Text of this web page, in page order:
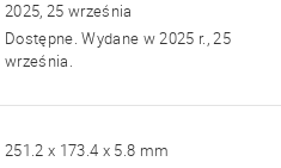
2025, 25 września
Dostępne. Wydane w 2025 r., 25
września.
251.2 x 173.4 x 5.8 mm